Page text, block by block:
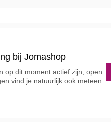
bij Jomashop
op dit moment actief zijn, open
vind je natuurlijk ook meteen